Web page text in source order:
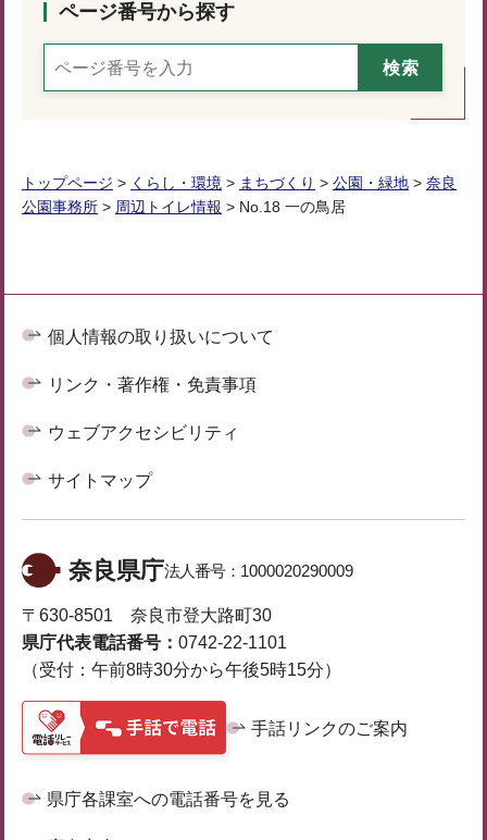
ページ番号から探す
トップページ > くらし・環境 > まちづくり > 公園・緑地 > 奈良
公園事務所 > 周辺トイレ情報 > No.18 一の鳥居
個人情報の取り扱いについて
リンク・著作権・免責事項
ウェブアクセシビリティ
サイトマップ
奈良県庁法人番号： 1000020290009
〒630-8501 奈良市登大路町30
県庁代表電話番号： 0742-22-1101
（受付：午前8時30分から午後5時15分）
手話リンクのご案内
県庁各課室への電話番号を見る